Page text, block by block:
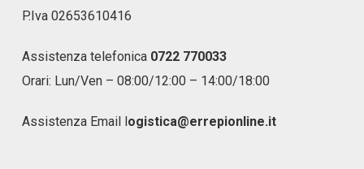
P.Iva 02653610416
Assistenza telefonica 0722 770033
Orari: Lun/Ven – 08:00/12:00 – 14:00/18:00
Assistenza Email logistica@errepionline.it